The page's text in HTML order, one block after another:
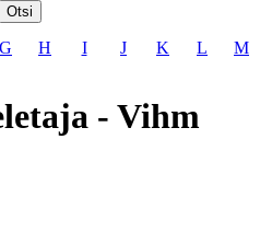
Otsi
G H I J K L M
- Vihm